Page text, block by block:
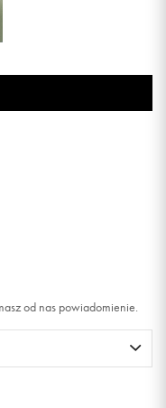
od nas powiadomienie.